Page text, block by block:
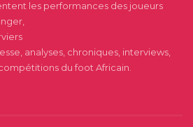
les performances des joueurs
analyses, chroniques, interviews,
du foot Africain.